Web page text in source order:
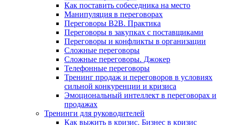
Как поставить собеседника на место
Манипуляция в переговорах
Переговоры B2B. Практика
Переговоры в закупках с поставщиками
Переговоры и конфликты в организации
Сложные переговоры
Сложные переговоры. Джокер
Телефонные переговоры
Тренинг продаж и переговоров в условиях
сильной конкуренции и кризиса
Эмоциональный интеллект в переговорах и
продажах
Тренинги для руководителей
Как выжить в кризис. Бизнес в кризис